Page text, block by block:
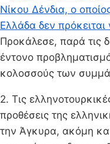
Νίκου Δένδια, ο
Ελλάδα δεν
Προκάλεσε, παρά τις
έντονο
κολοσσούς των
2. Τις
προθέσεις της
την Άγκυρα, ακόμη